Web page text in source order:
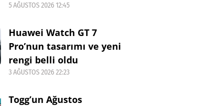
5 AĞUSTOS 2026 12:45
Huawei Watch GT 7
Pro’nun tasarımı ve yeni
rengi belli oldu
3 AĞUSTOS 2026 22:23
Togg’un Ağustos